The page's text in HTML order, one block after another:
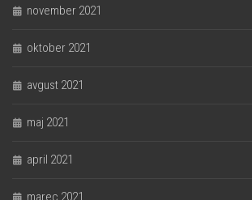
november 2021
oktober 2021
avgust 2021
maj 2021
april 2021
marec 2021